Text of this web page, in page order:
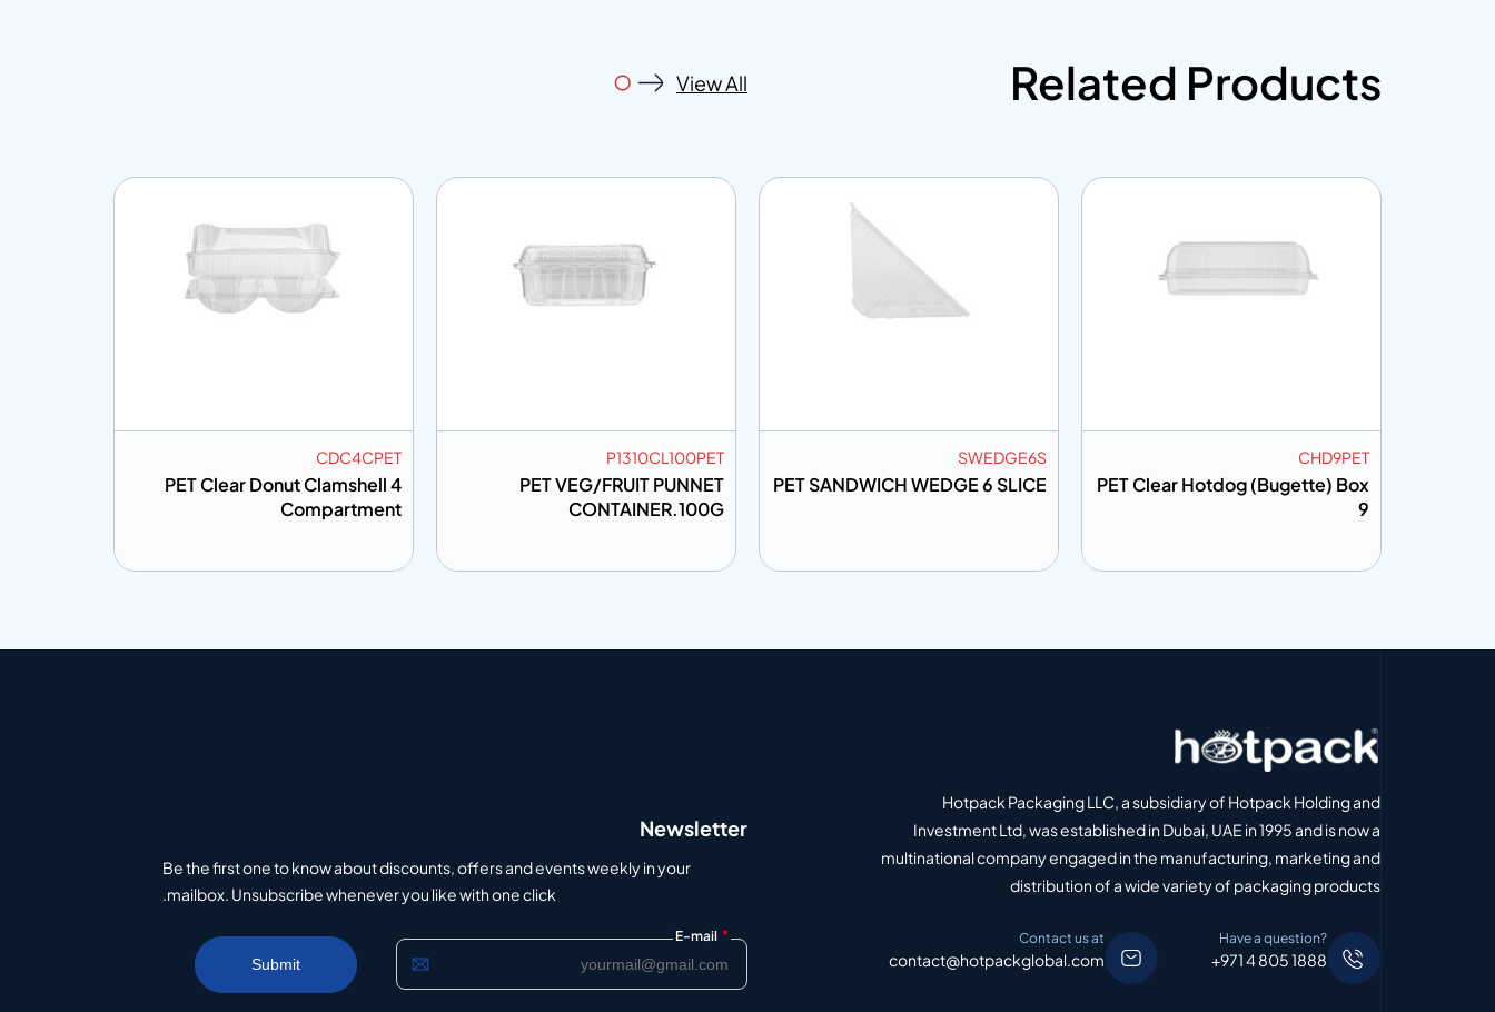
Related Products
View All
CHD9PET
PET Clear Hotdog (Bugette) Box
9
SWEDGE6S
PET SANDWICH WEDGE 6 SLICE
P1310CL100PET
PET VEG/FRUIT PUNNET
CONTAINER.100G
CDC4CPET
PET Clear Donut Clamshell 4
Compartment
Hotpack Packaging LLC, a subsidiary of Hotpack Holding and
Investment Ltd, was established in Dubai, UAE in 1995 and is now a
multinational company engaged in the manufacturing, marketing and
distribution of a wide variety of packaging products
Have a question?
+971 4 805 1888
Contact us at
contact@hotpackglobal.com
Newsletter
Be the first one to know about discounts, offers and events weekly in your
mailbox. Unsubscribe whenever you like with one click.
E-mail *